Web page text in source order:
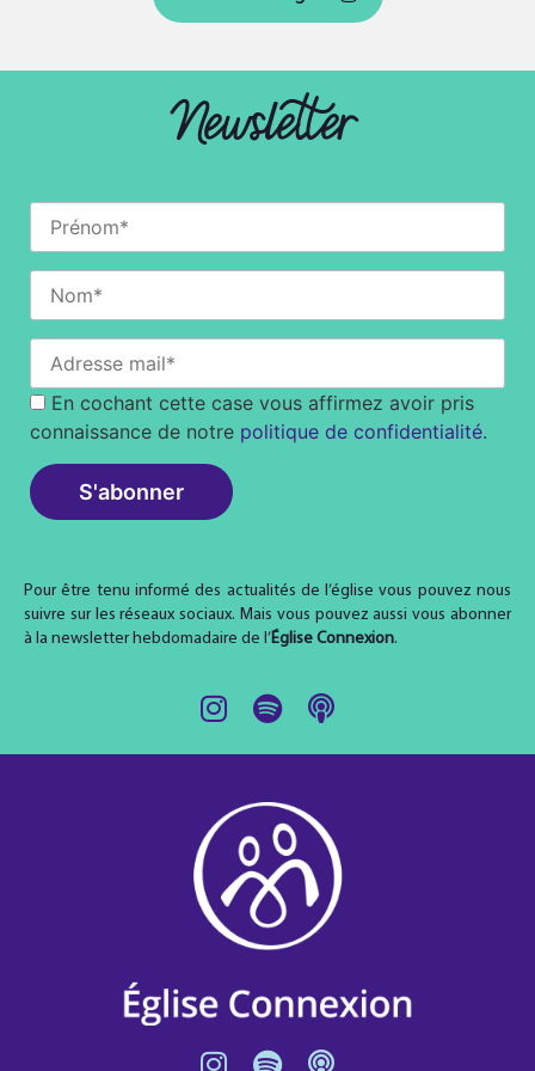
Pour être tenu informé des actualités de l’église vous pouvez nous
suivre sur les réseaux sociaux. Mais vous pouvez aussi vous abonner
à la newsletter hebdomadaire de l’Église Connexion.
Newsletter
En cochant cette case vous affirmez avoir pris
connaissance de notre politique de confidentialité.